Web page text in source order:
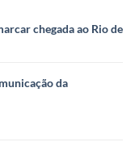
chegada ao Rio de
da